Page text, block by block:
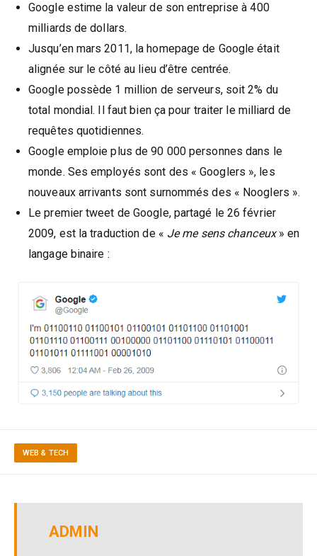
Google estime la valeur de son entreprise à 400
milliards de dollars.
Jusqu’en mars 2011, la homepage de Google était
alignée sur le côté au lieu d’être centrée.
Google possède 1 million de serveurs, soit 2% du
total mondial. Il faut bien ça pour traiter le milliard de
requêtes quotidiennes.
Google emploie plus de 90 000 personnes dans le
monde. Ses employés sont des « Googlers », les
nouveaux arrivants sont surnommés des « Nooglers ».
Le premier tweet de Google, partagé le 26 février
2009, est la traduction de « Je me sens chanceux» en
langage binaire :
WEB & TECH
ADMIN